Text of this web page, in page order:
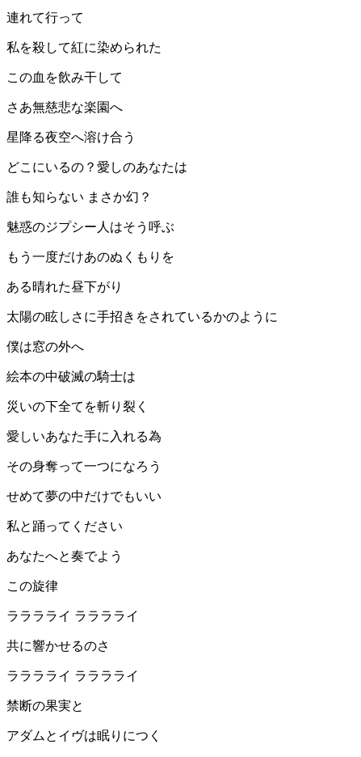
連れて行って
私を殺して紅に染められた
この血を飲み干して
さあ無慈悲な楽園へ
星降る夜空へ溶け合う
どこにいるの？愛しのあなたは
誰も知らない まさか幻？
魅惑のジプシー人はそう呼ぶ
もう一度だけあのぬくもりを
ある晴れた昼下がり
太陽の眩しさに手招きをされているかのように
僕は窓の外へ
絵本の中破滅の騎士は
災いの下全てを斬り裂く
愛しいあなた手に入れる為
その身奪って一つになろう
せめて夢の中だけでもいい
私と踊ってください
あなたへと奏でよう
この旋律
ラララライ ラララライ
共に響かせるのさ
ラララライ ラララライ
禁断の果実と
アダムとイヴは眠りにつく